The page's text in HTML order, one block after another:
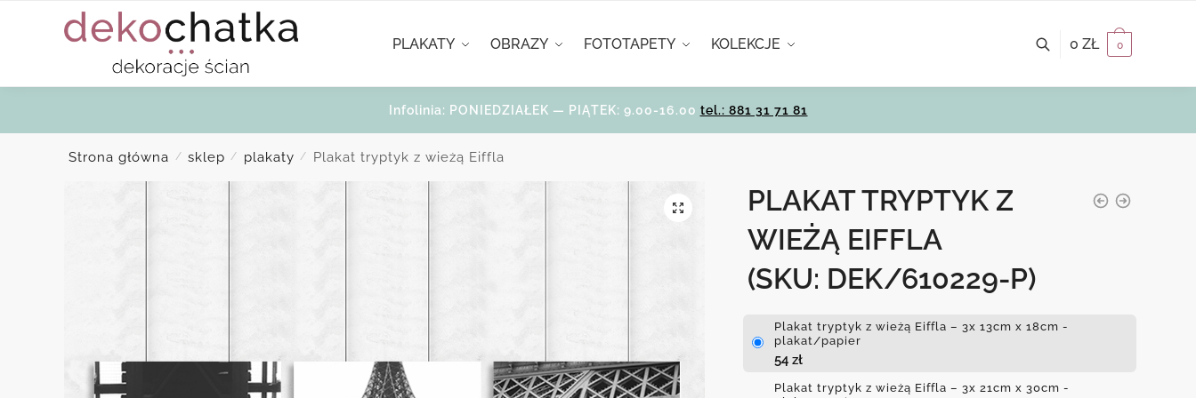
PLAKATY OBRAZY FOTOTAPETY KOLEKCJE 0 ZŁ 0
Infolinia: PONIEDZIAŁEK — PIĄTEK: 9.00-16.00 tel.: 881 31 71 81
Strona główna / sklep / plakaty / Plakat tryptyk z wieżą Eiffla
PLAKAT TRYPTYK Z
WIEŻĄ EIFFLA
(SKU: DEK/610229-P)
Plakat tryptyk z wieżą Eiffla – 3x 13cm x 18cm -
plakat/papier
54 zł
Plakat tryptyk z wieżą Eiffla – 3x 21cm x 30cm -